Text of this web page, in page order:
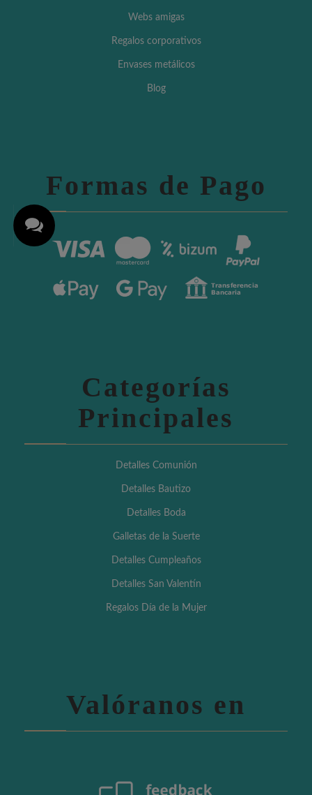
Webs amigas
Regalos corporativos
Envases metálicos
Blog
Formas de Pago
Categorías
Principales
Detalles Comunión
Detalles Bautizo
Detalles Boda
Galletas de la Suerte
Detalles Cumpleaños
Detalles San Valentín
Regalos Día de la Mujer
Valóranos en